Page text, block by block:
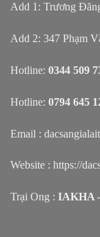
Add 1: Trương
Add 2: 347 Phạm
Hotline: 0344 509
Hotline: 0794 645
Email :
Website : https://
Trại Ong : IAKHA